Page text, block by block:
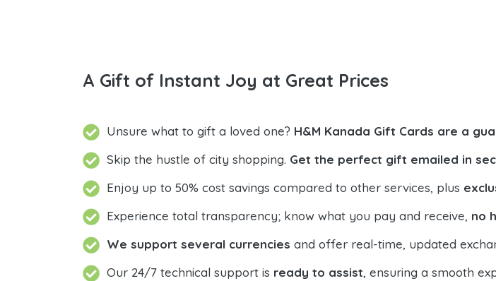
A Gift of Instant Joy at Great Prices
Unsure what to gift a loved one? H&M Kanada Gift Cards are a
Skip the hustle of city shopping. Get the perfect gift emailed in
Enjoy up to 50% cost savings compared to other services, plus
Experience total transparency; know what you pay and receive, no
We support several currencies and offer real-time, updated
Our 24/7 technical support is ready to assist, ensuring a smooth